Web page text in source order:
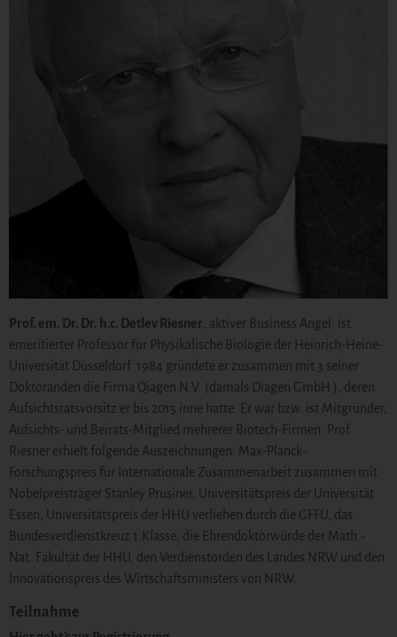
Prof. em. Dr. Dr. h.c. Detlev Riesner , aktiver Business Angel, ist
emeritierter Professor für Physikalische Biologie der Heinrich-Heine-
Universität Düsseldorf. 1984 gründete er zusammen mit 3 seiner
Doktoranden die Firma Qiagen N.V. (damals Diagen GmbH ), deren
Aufsichtsratsvorsitz er bis 2015 inne hatte. Er war bzw. ist Mitgründer,
Aufsichts- und Beirats-Mitglied mehrerer Biotech-Firmen. Prof.
Riesner erhielt folgende Auszeichnungen: Max-Planck-
Forschungspreis für Internationale Zusammenarbeit zusammen mit
Nobelpreisträger Stanley Prusiner, Universitätspreis der Universität
Essen, Universitätspreis der HHU verliehen durch die GFFU, das
Bundesverdienstkreuz 1.Klasse, die Ehrendoktorwürde der Math.-
Nat. Fakultät der HHU, den Verdienstorden des Landes NRW und den
Innovationspreis des Wirtschaftsministers von NRW.
Teilnahme